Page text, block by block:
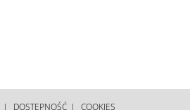
DOSTĘPNOŚĆ COOKIES